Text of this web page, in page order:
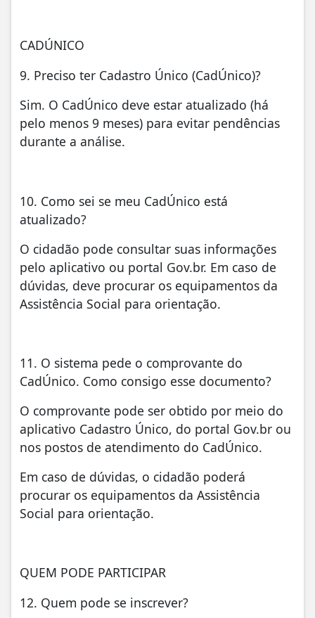
CADÚNICO
9. Preciso ter Cadastro Único (CadÚnico)?
Sim. O CadÚnico deve estar atualizado (há
pelo menos 9 meses) para evitar pendências
durante a análise.
10. Como sei se meu CadÚnico está
atualizado?
O cidadão pode consultar suas informações
pelo aplicativo ou portal Gov.br. Em caso de
dúvidas, deve procurar os equipamentos da
Assistência Social para orientação.
11. O sistema pede o comprovante do
CadÚnico. Como consigo esse documento?
O comprovante pode ser obtido por meio do
aplicativo Cadastro Único, do portal Gov.br ou
nos postos de atendimento do CadÚnico.
Em caso de dúvidas, o cidadão poderá
procurar os equipamentos da Assistência
Social para orientação.
QUEM PODE PARTICIPAR
12. Quem pode se inscrever?